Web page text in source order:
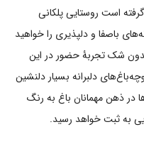
است روستایی پلکانی
باصفا و دلپذیری را خواهید
شک تجربۀ حضور در این
دلبرانه بسیار دلنشین
در ذهن مهمانان باغ به رنگ
به ثبت خواهد رسید.